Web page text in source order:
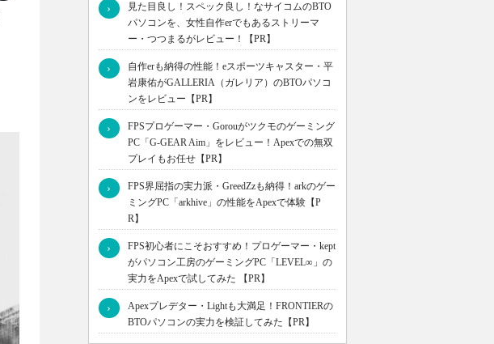
›
見た目良し！スペック良し！なサイコムのBTO
パソコンを、女性自作erでもあるストリーマ
ー・つつまるがレビュー！【PR】
›
自作erも納得の性能！eスポーツキャスター・平
岩康佑がGALLERIA（ガレリア）のBTOパソコ
ンをレビュー【PR】
›
FPSプロゲーマー・Gorouがツクモのゲーミング
PC「G-GEAR Aim」をレビュー！Apexでの無双
プレイもお任せ【PR】
›
FPS界屈指の実力派・GreedZzも納得！arkのゲー
ミングPC「arkhive」の性能をApexで体験【P
R】
›
FPS初心者にこそおすすめ！プロゲーマー・kept
がパソコン工房のゲーミングPC「LEVEL∞」の
実力をApexで試してみた 【PR】
›
Apexプレデター・Lightも大満足！FRONTIERの
BTOパソコンの実力を検証してみた【PR】